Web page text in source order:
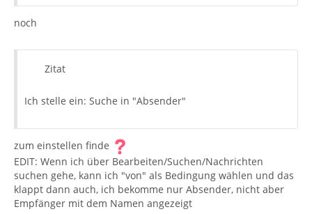
noch
Zitat
Ich stelle ein: Suche in "Absender"
zum einstellen finde
EDIT: Wenn ich über Bearbeiten/Suchen/Nachrichten
suchen gehe, kann ich "von" als Bedingung wählen und das
klappt dann auch, ich bekomme nur Absender, nicht aber
Empfänger mit dem Namen angezeigt